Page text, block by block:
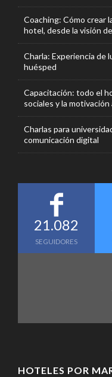
Coaching: Cómo crear
hotel, desde la visión
Charla: Experiencia de
huésped
Capacitación: todo el
sociales y la
Charlas para
comunicación digital
21.082
SEGUIDORES
HOTELES POR